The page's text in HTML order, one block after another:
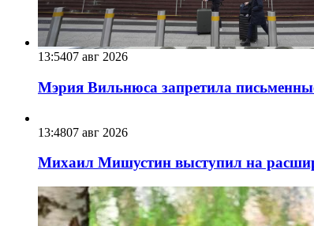
13:5407 авг 2026
Мэрия Вильнюса запретила
13:4807 авг 2026
Михаил Мишустин выступил на